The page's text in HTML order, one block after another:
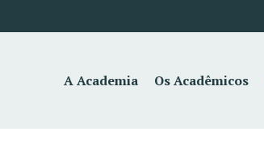
A Academia Os Acadêmicos